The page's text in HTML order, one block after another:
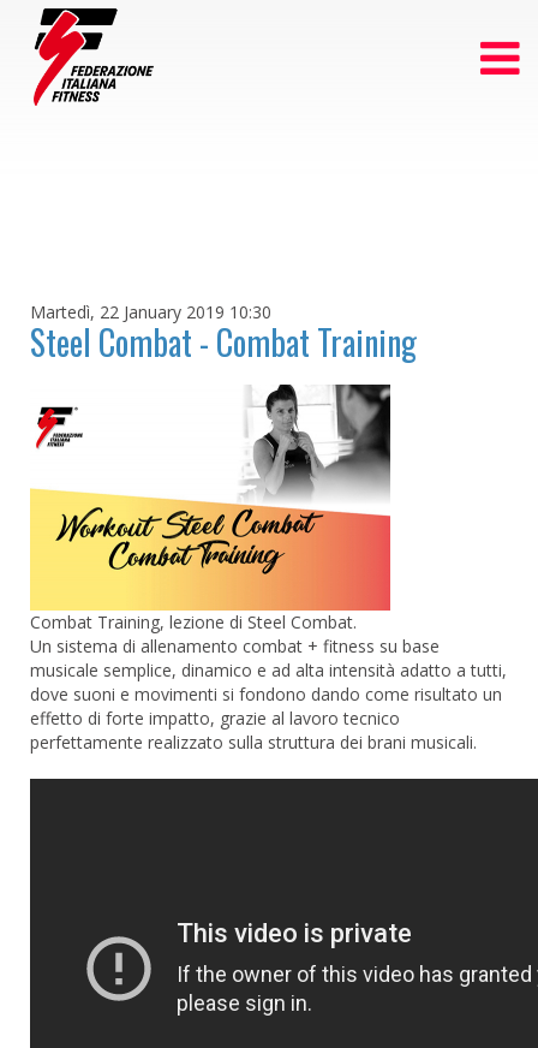
Martedì, 22 January 2019 10:30
Steel Combat - Combat Training
Combat Training, lezione di Steel Combat.
Un sistema di allenamento combat + fitness su base
musicale semplice, dinamico e ad alta intensità adatto a tutti,
dove suoni e movimenti si fondono dando come risultato un
effetto di forte impatto, grazie al lavoro tecnico
perfettamente realizzato sulla struttura dei brani musicali.